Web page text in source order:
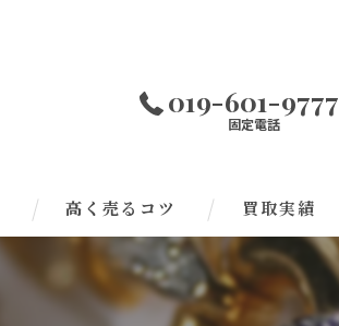
019-601-9777
固定電話
高く売るコツ 買取実績